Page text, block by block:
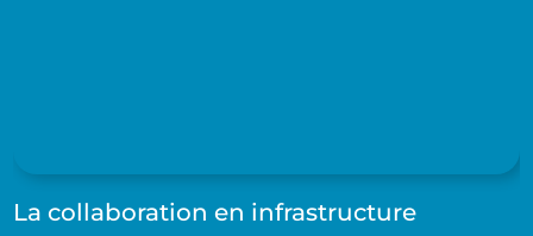
La collaboration en infrastructure